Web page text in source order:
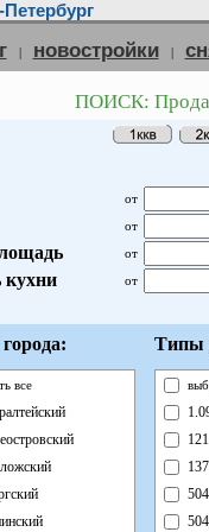
| новостройки |
ПОИСК:
от
от
от
от
все
Типы